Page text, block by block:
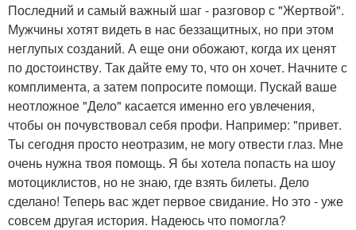
Последний и самый важный шаг - разговор с "Жертвой".
Мужчины хотят видеть в нас беззащитных, но при этом
неглупых созданий. А еще они обожают, когда их ценят
по достоинству. Так дайте ему то, что он хочет. Начните с
комплимента, а затем попросите помощи. Пускай ваше
неотложное "Дело" касается именно его увлечения,
чтобы он почувствовал себя профи. Например: "привет.
Ты сегодня просто неотразим, не могу отвести глаз. Мне
очень нужна твоя помощь. Я бы хотела попасть на шоу
мотоциклистов, но не знаю, где взять билеты. Дело
сделано! Теперь вас ждет первое свидание. Но это - уже
совсем другая история. Надеюсь что помогла?